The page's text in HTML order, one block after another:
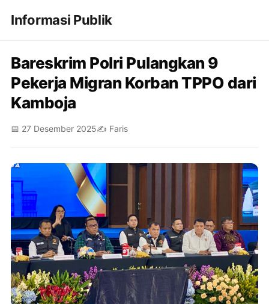
Informasi Publik
Bareskrim Polri Pulangkan 9
Pekerja Migran Korban TPPO dari
Kamboja
📅 27 Desember 2025✍️ Faris